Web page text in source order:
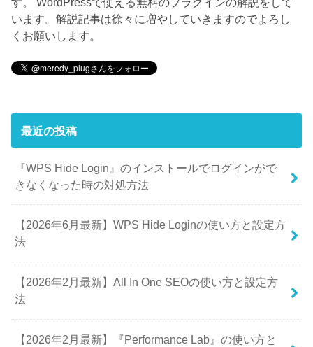
います。解説記事は徐々に増やしていきますのでよろし
くお願いします。
最近の投稿
『WPS Hide Login』のインストールでログインがで
きなくなった時の対処方法
【2026年6月最新】WPS Hide Loginの使い方と設定方
法
【2026年2月最新】All In One SEOの使い方と設定方
法
【2026年2月最新】『Performance Lab』の使い方と